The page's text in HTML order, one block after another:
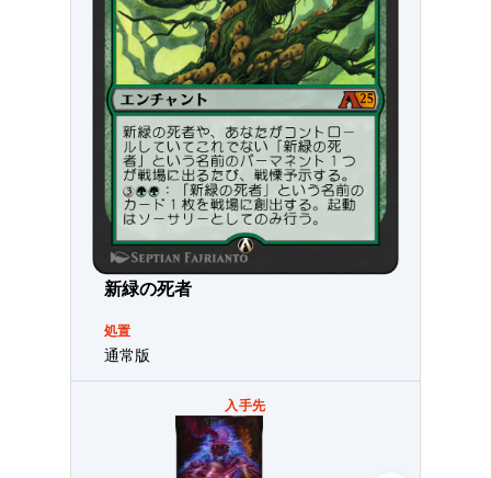
新緑の死者
処置
通常版
入手先